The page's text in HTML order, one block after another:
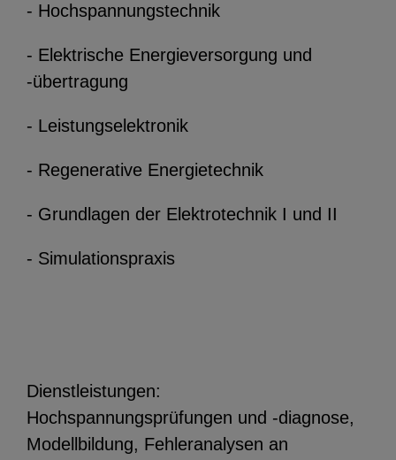
- Hochspannungstechnik
- Elektrische Energieversorgung und
-übertragung
- Leistungselektronik
- Regenerative Energietechnik
- Grundlagen der Elektrotechnik I und II
- Simulationspraxis
Dienstleistungen:
Hochspannungsprüfungen und -diagnose,
Modellbildung, Fehleranalysen an
Stellenanzeigen.
YouTube
ChatBot